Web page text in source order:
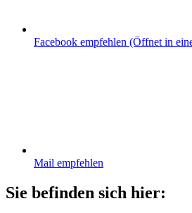
Facebook empfehlen (Öffnet in
Mail empfehlen
Sie befinden sich hier: